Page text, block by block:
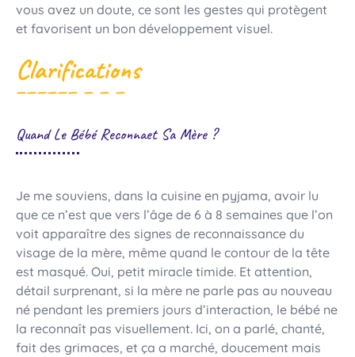
vous avez un doute, ce sont les gestes qui protègent
et favorisent un bon développement visuel.
Clarifications
Quand Le Bébé Reconnaet Sa Mère ?
Je me souviens, dans la cuisine en pyjama, avoir lu
que ce n’est que vers l’âge de 6 à 8 semaines que l’on
voit apparaître des signes de reconnaissance du
visage de la mère, même quand le contour de la tête
est masqué. Oui, petit miracle timide. Et attention,
détail surprenant, si la mère ne parle pas au nouveau
né pendant les premiers jours d’interaction, le bébé ne
la reconnaît pas visuellement. Ici, on a parlé, chanté,
fait des grimaces, et ça a marché, doucement mais